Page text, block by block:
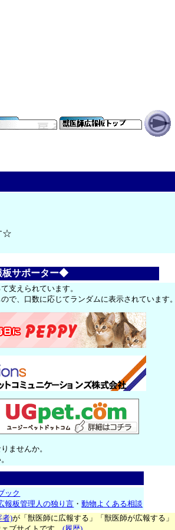
☆
サポーター◆
支えられています。
で、口数に応じてランダムに表示されています。
ませんか。
ック
報板管理人の独り言 ・動物よくある相談
者)が「獣医師に広報する」「獣医師が広報する」